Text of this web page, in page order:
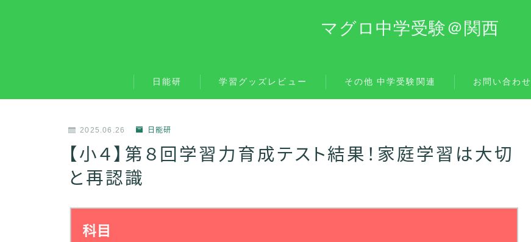
マグロ中学受験＠関西
日能研 学習グッズレビュー その他 中学受験関連 お問い合わせ
2025.06.26 日能研
【小４】第８回学習力育成テスト結果！家庭学習は大切
と再認識